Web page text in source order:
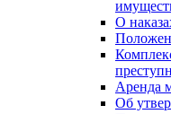
О
Аренда
Об